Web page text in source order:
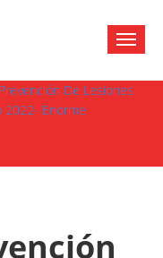
De Lesiones
2022- Enorme